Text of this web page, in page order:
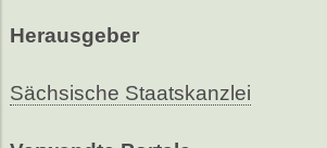
Herausgeber
Sächsische Staatskanzlei